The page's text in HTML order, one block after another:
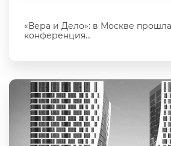
«Вера и Дело»: в Москве
конференция...